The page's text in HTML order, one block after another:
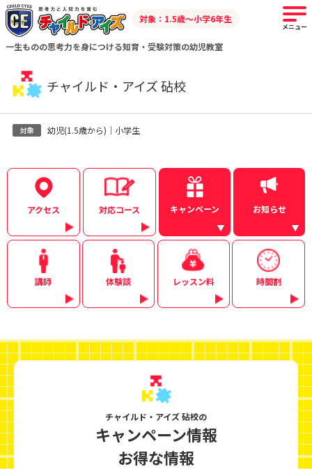
一生ものの思考力を身につける知育・受験対策の幼児教室
対象：1.5歳～小学6年生
メニュー
チャイルド・アイズ 砧校
幼児(1.5歳から)｜小学生
アクセス 対応コース キャンペーン お知らせ
講師 体験談 レッスン料 時間割
チャイルド・アイズ 砧校の
キャンペーン情報
お得な情報